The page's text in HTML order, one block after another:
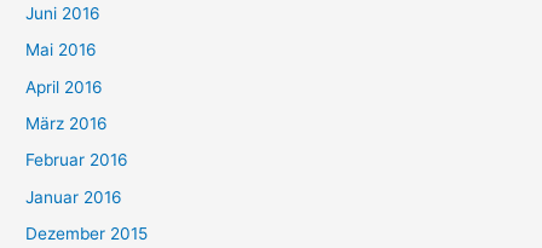
Juni 2016
Mai 2016
April 2016
März 2016
Februar 2016
Januar 2016
Dezember 2015